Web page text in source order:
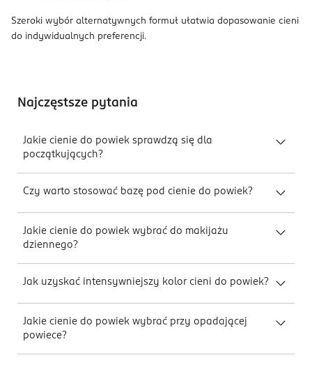
Szeroki wybór alternatywnych formuł ułatwia dopasowanie cieni
do indywidualnych preferencji.
Najczęstsze pytania
Jakie cienie do powiek sprawdzą się dla
początkujących?
Czy warto stosować bazę pod cienie do powiek?
Jakie cienie do powiek wybrać do makijażu
dziennego?
Jak uzyskać intensywniejszy kolor cieni do powiek?
Jakie cienie do powiek wybrać przy opadającej
powiece?